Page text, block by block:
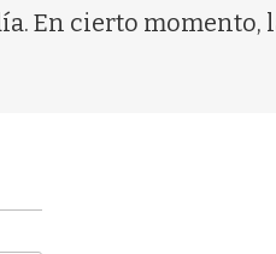
En cierto momento,